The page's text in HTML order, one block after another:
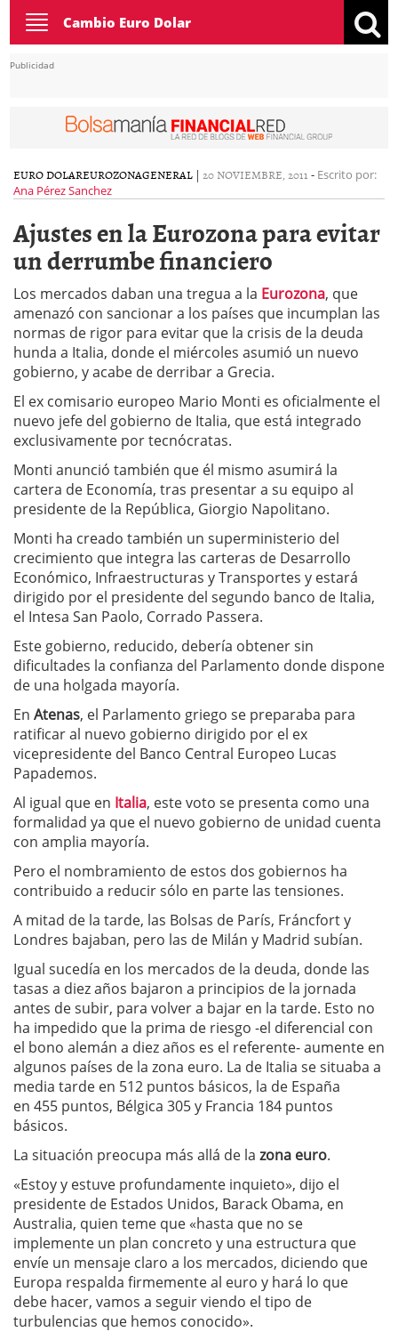
Toggle
navigation
Cambio Euro Dolar
Publicidad
EURO DOLAREUROZONAGENERAL | 20 NOVIEMBRE, 2011 - Escrito por:
Ana Pérez Sanchez
Ajustes en la Eurozona para evitar
un derrumbe financiero
Los mercados daban una tregua a la Eurozona, que
amenazó con sancionar a los países que incumplan las
normas de rigor para evitar que la crisis de la deuda
hunda a Italia, donde el miércoles asumió un nuevo
gobierno, y acabe de derribar a Grecia.
El ex comisario europeo Mario Monti es oficialmente el
nuevo jefe del gobierno de Italia, que está integrado
exclusivamente por tecnócratas.
Monti anunció también que él mismo asumirá la
cartera de Economía, tras presentar a su equipo al
presidente de la República, Giorgio Napolitano.
Monti ha creado también un superministerio del
crecimiento que integra las carteras de Desarrollo
Económico, Infraestructuras y Transportes y estará
dirigido por el presidente del segundo banco de Italia,
el Intesa San Paolo, Corrado Passera.
Este gobierno, reducido, debería obtener sin
dificultades la confianza del Parlamento donde dispone
de una holgada mayoría.
En Atenas, el Parlamento griego se preparaba para
ratificar al nuevo gobierno dirigido por el ex
vicepresidente del Banco Central Europeo Lucas
Papademos.
Al igual que en Italia, este voto se presenta como una
formalidad ya que el nuevo gobierno de unidad cuenta
con amplia mayoría.
Pero el nombramiento de estos dos gobiernos ha
contribuido a reducir sólo en parte las tensiones.
A mitad de la tarde, las Bolsas de París, Fráncfort y
Londres bajaban, pero las de Milán y Madrid subían.
Igual sucedía en los mercados de la deuda, donde las
tasas a diez años bajaron a principios de la jornada
antes de subir, para volver a bajar en la tarde. Esto no
ha impedido que la prima de riesgo -el diferencial con
el bono alemán a diez años es el referente- aumente en
algunos países de la zona euro. La de Italia se situaba a
media tarde en 512 puntos básicos, la de España
en 455 puntos, Bélgica 305 y Francia 184 puntos
básicos.
La situación preocupa más allá de la zona euro.
«Estoy y estuve profundamente inquieto», dijo el
presidente de Estados Unidos, Barack Obama, en
Australia, quien teme que «hasta que no se
implemente un plan concreto y una estructura que
envíe un mensaje claro a los mercados, diciendo que
Europa respalda firmemente al euro y hará lo que
debe hacer, vamos a seguir viendo el tipo de
turbulencias que hemos conocido».